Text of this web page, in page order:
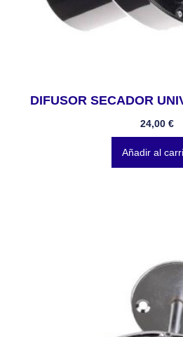
DIFUSOR SECADOR
24,00 €
Añadir al